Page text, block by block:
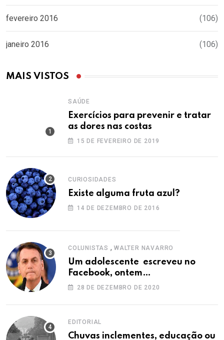
fevereiro 2016 (106)
janeiro 2016 (106)
MAIS VISTOS
SAÚDE
Exercícios para prevenir e tratar
as dores nas costas
15 DE FEVEREIRO DE 2019
CURIOSIDADES
Existe alguma fruta azul?
14 DE DEZEMBRO DE 2016
COLUNISTAS , WALTER NAVARRO
Um adolescente escreveu no
Facebook, ontem…
28 DE DEZEMBRO DE 2020
EDITORIAL
Chuvas inclementes, educação ou